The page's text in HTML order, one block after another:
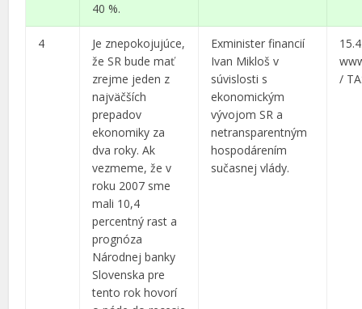
40 %.
4
Je znepokojujúce,
že SR bude mať
zrejme jeden z
najväčších
prepadov
ekonomiky za
dva roky. Ak
vezmeme, že v
roku 2007 sme
mali 10,4
percentný rast a
prognóza
Národnej banky
Slovenska pre
tento rok hovorí
Exminister financií
Ivan Mikloš v
súvislosti s
ekonomickým
vývojom SR a
netransparentným
hospodárením
sučasnej vlády.
/